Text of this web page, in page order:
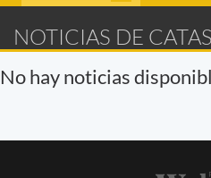
NOTICIAS DE
No hay noticias